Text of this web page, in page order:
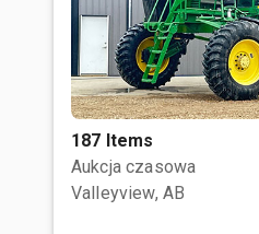
187 Items
Aukcja czasowa
Valleyview, AB